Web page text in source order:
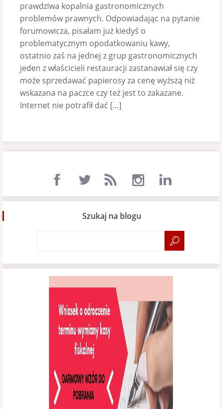
prawdziwa kopalnia gastronomicznych
problemów prawnych. Odpowiadając na pytanie
forumowicza, pisałam już kiedyś o
problematycznym opodatkowaniu kawy,
ostatnio zaś na jednej z grup gastronomicznych
jeden z właścicieli restauracji zastanawiał się czy
może sprzedawać papierosy za cenę wyższą niż
wskazana na paczce czy też jest to zakazane.
Internet nie potrafił dać […]
Szukaj na blogu